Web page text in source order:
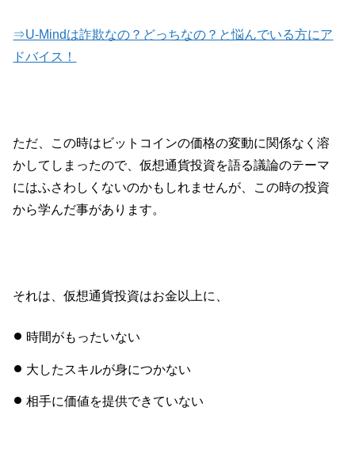
⇒U-Mindは詐欺なの？どっちなの？と悩んでいる方にア
ドバイス！
ただ、この時はビットコインの価格の変動に関係なく溶
かしてしまったので、仮想通貨投資を語る議論のテーマ
にはふさわしくないのかもしれませんが、この時の投資
から学んだ事があります。
それは、仮想通貨投資はお金以上に、
時間がもったいない
大したスキルが身につかない
相手に価値を提供できていない